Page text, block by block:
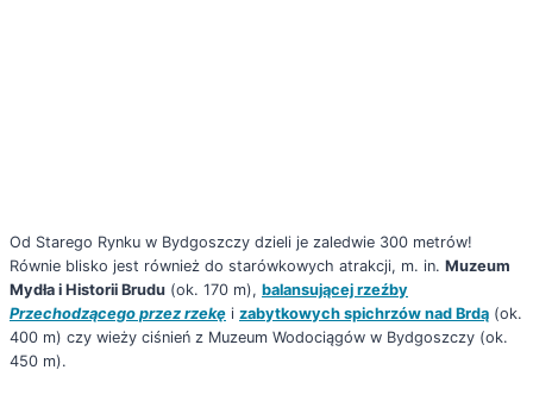
Od Starego Rynku w Bydgoszczy dzieli je zaledwie 300 metrów!
Równie blisko jest również do starówkowych atrakcji, m. in. Muzeum
Mydła i Historii Brudu (ok. 170 m), balansującej rzeźby
Przechodzącego przez rzekę i zabytkowych spichrzów nad Brdą (ok.
400 m) czy wieży ciśnień z Muzeum Wodociągów w Bydgoszczy (ok.
450 m).